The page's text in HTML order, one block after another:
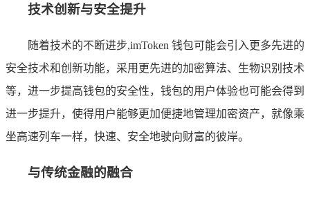
技术创新与安全提升
随着技术的不断进步,imToken 钱包可能会引入更多先进的
安全技术和创新功能，采用更先进的加密算法、生物识别技术
等，进一步提高钱包的安全性，钱包的用户体验也可能会得到
进一步提升，使得用户能够更加便捷地管理加密资产，就像乘
坐高速列车一样，快速、安全地驶向财富的彼岸。
与传统金融的融合